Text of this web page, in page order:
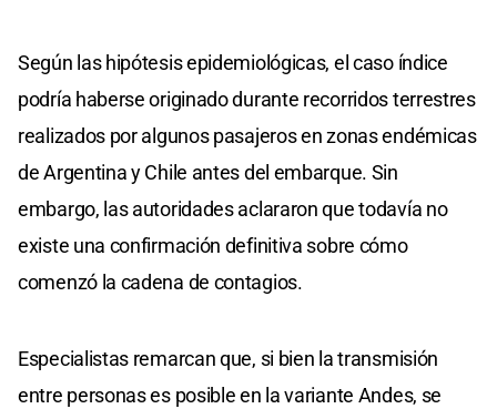
Según las hipótesis epidemiológicas, el caso índice
podría haberse originado durante recorridos terrestres
realizados por algunos pasajeros en zonas endémicas
de Argentina y Chile antes del embarque. Sin
embargo, las autoridades aclararon que todavía no
existe una confirmación definitiva sobre cómo
comenzó la cadena de contagios.
Especialistas remarcan que, si bien la transmisión
entre personas es posible en la variante Andes, se